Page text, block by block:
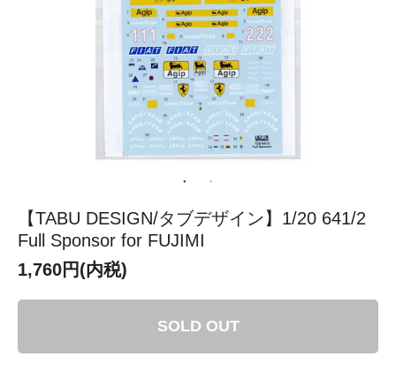
【TABU DESIGN/タブデザイン】1/20 641/2
Full Sponsor for FUJIMI
1,760円(内税)
SOLD OUT